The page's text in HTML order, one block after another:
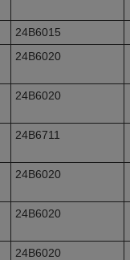
24B6015
24B6020
24B6020
24B6711
24B6020
24B6020
24B6020